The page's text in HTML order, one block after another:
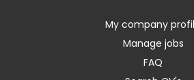
My company
Manage jobs
FAQ